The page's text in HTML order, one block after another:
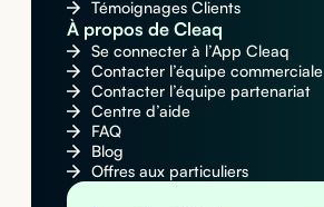
Témoignages Clients
À propos de Cleaq
Se connecter à l’App Cleaq
Contacter l’équipe commerciale
Contacter l’équipe partenariat
Centre d’aide
FAQ
Blog
Offres aux particuliers